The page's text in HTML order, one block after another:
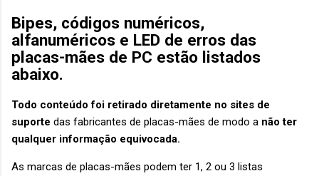
Bipes, códigos numéricos,
alfanuméricos e LED de erros das
placas-mães de PC estão listados
abaixo.
Todo conteúdo foi retirado diretamente no sites de
suporte das fabricantes de placas-mães de modo a não ter
qualquer informação equivocada.
As marcas de placas-mães podem ter 1, 2 ou 3 listas